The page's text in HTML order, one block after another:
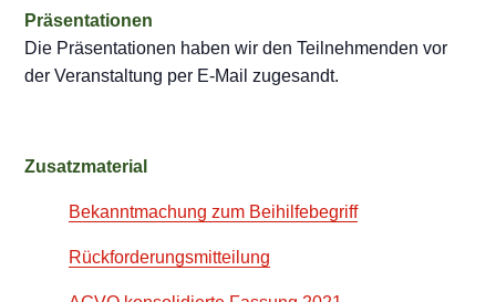
Präsentationen
Die Präsentationen haben wir den Teilnehmenden vor
der Veranstaltung per E-Mail zugesandt.
Zusatzmaterial
Bekanntmachung zum Beihilfebegriff
Rückforderungsmitteilung